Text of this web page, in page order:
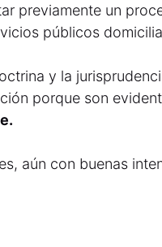
previamente un
públicos
y la
porque son
aún con buenas